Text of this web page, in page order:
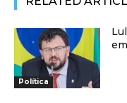
Política